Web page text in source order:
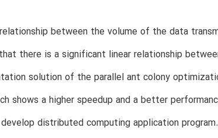
between the volume of the data
there is a significant linear relationship
solution of the parallel ant colony
shows a higher speedup and a better
distributed computing application program.